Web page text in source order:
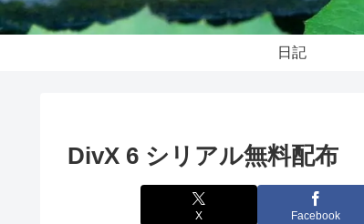
日記
DivX 6 シリアル無料配布
X Facebook